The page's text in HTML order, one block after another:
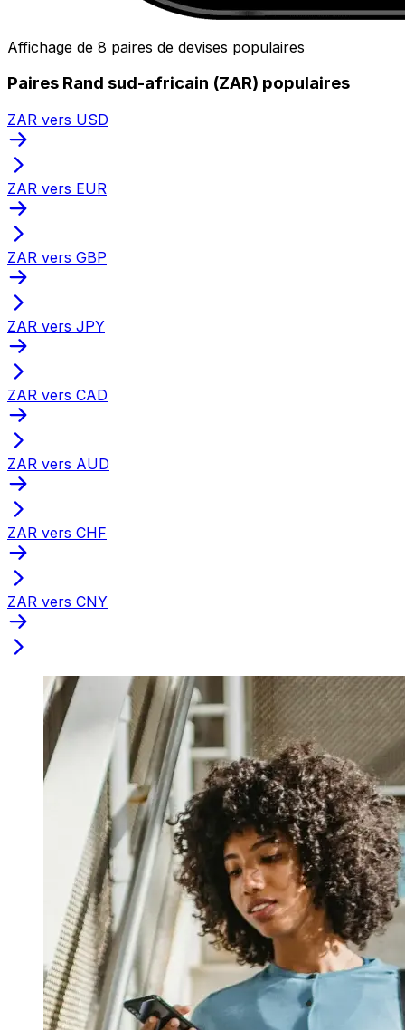
Affichage de 8 paires de devises populaires
Paires Rand sud-africain (ZAR) populaires
ZAR vers USD
ZAR vers EUR
ZAR vers GBP
ZAR vers JPY
ZAR vers CAD
ZAR vers AUD
ZAR vers CHF
ZAR vers CNY